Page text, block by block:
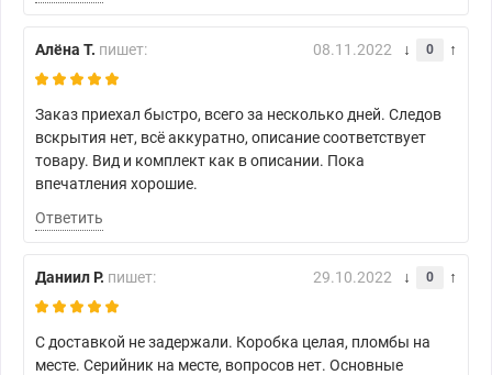
Алёна Т. пишет: 08.11.2022 0
Заказ приехал быстро, всего за несколько дней. Следов
вскрытия нет, всё аккуратно, описание соответствует
товару. Вид и комплект как в описании. Пока
впечатления хорошие.
Ответить
Даниил Р. пишет: 29.10.2022 0
С доставкой не задержали. Коробка целая, пломбы на
месте. Серийник на месте, вопросов нет. Основные